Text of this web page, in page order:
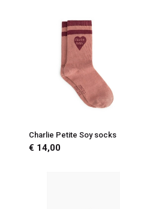
Charlie Petite Soy socks
€ 14,00